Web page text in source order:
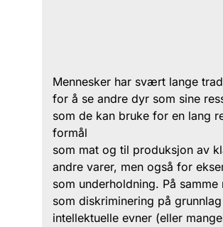
Mennesker har svært lange
for å se andre dyr som sine
som de kan bruke for en lang
formål
som mat og til produksjon av
andre varer, men også for
som underholdning. På samme
som diskriminering på
intellektuelle evner (eller